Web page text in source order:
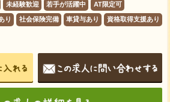
未経験歓迎 若手が活躍中 AT限定可
り 社会保険完備 車貸与あり 資格取得支援あり